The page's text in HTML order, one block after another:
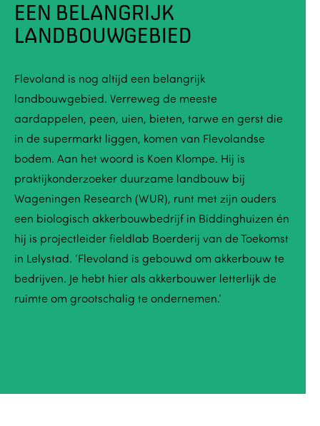
EEN BELANGRIJK
LANDBOUWGEBIED
Flevoland is nog altijd een belangrijk
landbouwgebied. Verreweg de meeste
aardappelen, peen, uien, bieten, tarwe en gerst die
in de supermarkt liggen, komen van Flevolandse
bodem. Aan het woord is Koen Klompe. Hij is
praktijkonderzoeker duurzame landbouw bij
Wageningen Research (WUR), runt met zijn ouders
een biologisch akkerbouwbedrijf in Biddinghuizen én
hij is projectleider fieldlab Boerderij van de Toekomst
in Lelystad. ‘Flevoland is gebouwd om akkerbouw te
bedrijven. Je hebt hier als akkerbouwer letterlijk de
ruimte om grootschalig te ondernemen.’